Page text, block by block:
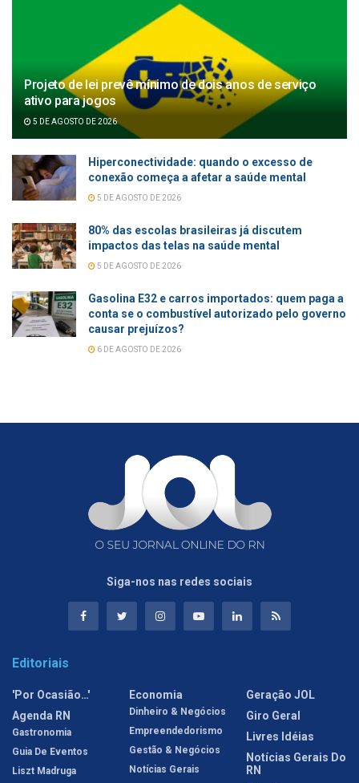
Projeto de lei prevê mínimo de dois anos de serviço
ativo para jogos
5 DE AGOSTO DE 2026
Hiperconectividade: quando o excesso de
conexão começa a afetar a saúde mental
5 DE AGOSTO DE 2026
80% das escolas brasileiras já discutem
impactos das telas na saúde mental
5 DE AGOSTO DE 2026
Gasolina E32 e carros importados: quem paga a
conta se o combustível autorizado pelo governo
causar prejuízos?
6 DE AGOSTO DE 2026
Siga-nos nas redes sociais
Editoriais
'Por Ocasião…'
Agenda RN
Gastronomia
Guia De Eventos
Liszt Madruga
Economia
Dinheiro & Negócios
Empreendedorismo
Gestão & Negócios
Notícias Gerais
Geração JOL
Giro Geral
Livres Idéias
Notícias Gerais Do
RN